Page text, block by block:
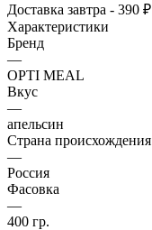
Доставка завтра - 390 ₽
Характеристики
Бренд
—
OPTI MEAL
Вкус
—
апельсин
Страна происхождения
—
Россия
Фасовка
—
400 гр.